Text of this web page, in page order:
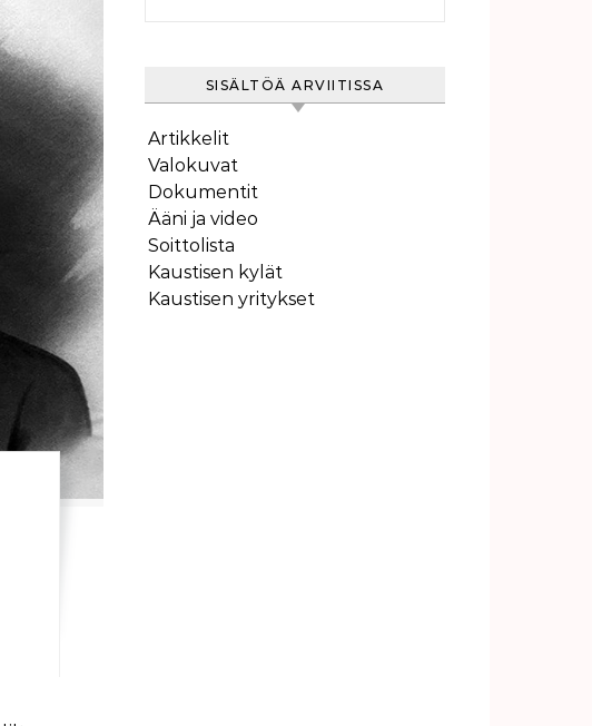
SISÄLTÖÄ ARVIITISSA
Artikkelit
Valokuvat
Dokumentit
Ääni ja video
Soittolista
Kaustisen kylät
Kaustisen yritykset